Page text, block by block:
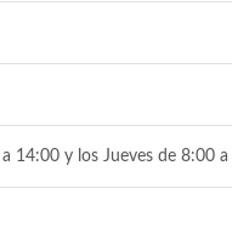
14:00 y los Jueves de 8:00